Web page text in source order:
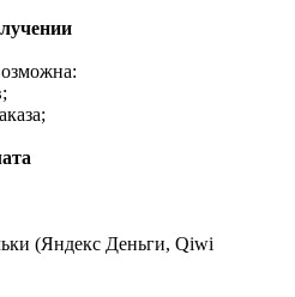
(Яндекс Деньги, Qiwi